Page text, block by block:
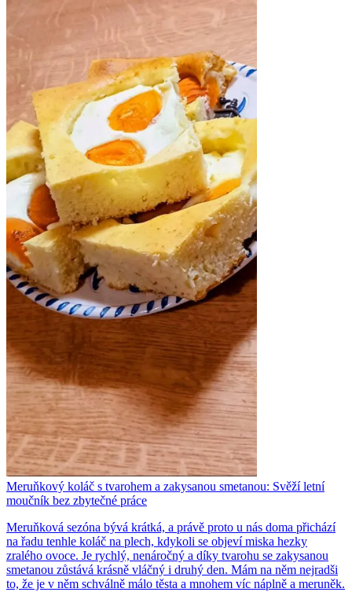
Meruňkový koláč s tvarohem a zakysanou smetanou: Svěží letní
moučník bez zbytečné práce
Meruňková sezóna bývá krátká, a právě proto u nás doma přichází
na řadu tenhle koláč na plech, kdykoli se objeví miska hezky
zralého ovoce. Je rychlý, nenáročný a díky tvarohu se zakysanou
smetanou zůstává krásně vláčný i druhý den. Mám na něm nejradši
to, že je v něm schválně málo těsta a mnohem víc náplně a meruněk.